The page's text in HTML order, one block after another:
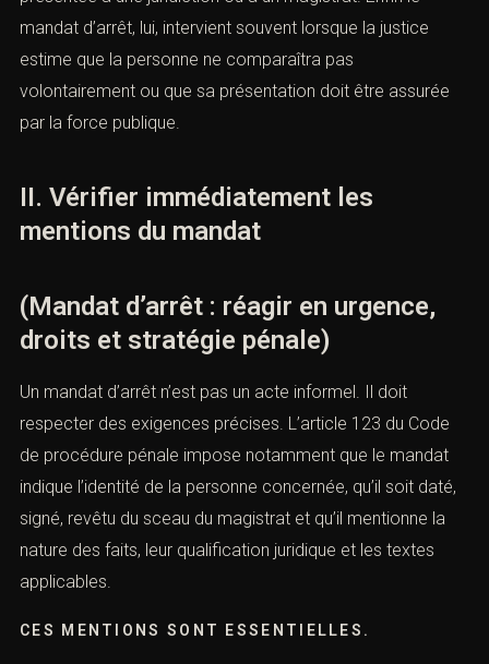
permet de conduire une personne devant un juge. Et le
mandat de dépôt ordonne l’incarcération d’une
personne déjà présentée à une juridiction ou à un
magistrat. Enfin le mandat d’arrêt, lui, intervient souvent
lorsque la justice estime que la personne ne comparaîtra
assurée par la force publique.
mentions du mandat
(Mandat d’arrêt : réagir en urgence,
droits et stratégie pénale)
Un mandat d’arrêt n’est pas un acte informel. Il doit
respecter des exigences précises. L’
article 123 du Code
de procédure pénale
impose notamment que le mandat
indique l’identité de la personne concernée, qu’il soit
daté, signé, revêtu du sceau du magistrat et qu’il
mentionne la nature des faits, leur qualification juridique